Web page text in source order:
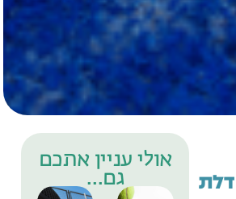
דלת
אולי עניין אתכם
גם...